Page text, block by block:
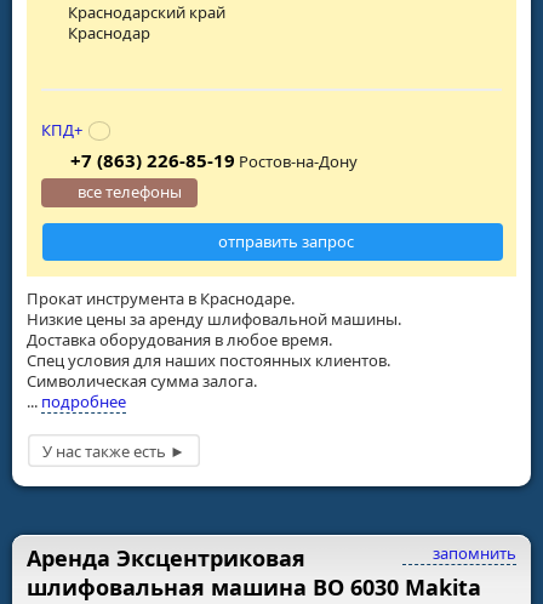
Прокат инструмента в Краснодаре.
Низкие цены за аренду шлифовальной машины.
Доставка оборудования в любое время.
Спец условия для наших постоянных клиентов.
Символическая сумма залога.
... подробнее
Краснодарский край
Краснодар
КПД+
+7 (863) 226-85-19 Ростов-на-Дону
все телефоны
отправить запрос
запомнить
Аренда Эксцентриковая
шлифовальная машина ВО 6030 Makita